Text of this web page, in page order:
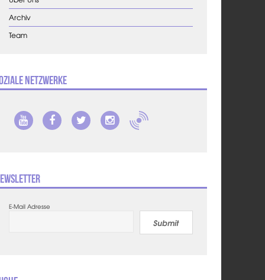
Archiv
Team
Netzwerke
E-Mail Adresse
Submit